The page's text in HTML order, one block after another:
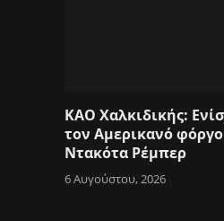
ΚΑΟ Χαλκιδικής:
τον Αμερικανό
Ντακότα Ρέμπερ
6 Αυγούστου, 2026